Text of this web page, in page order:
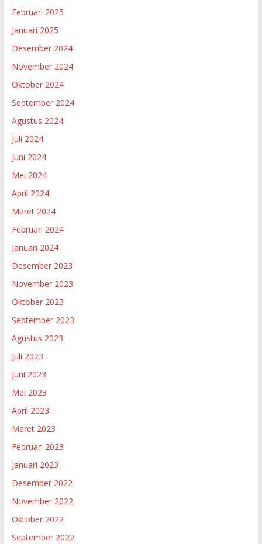
Februari 2025
Januari 2025
Desember 2024
November 2024
Oktober 2024
September 2024
Agustus 2024
Juli 2024
Juni 2024
Mei 2024
April 2024
Maret 2024
Februari 2024
Januari 2024
Desember 2023
November 2023
Oktober 2023
September 2023
Agustus 2023
Juli 2023
Juni 2023
Mei 2023
April 2023
Maret 2023
Februari 2023
Januari 2023
Desember 2022
November 2022
Oktober 2022
September 2022